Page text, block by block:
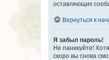
оставляющих
Вернуться к
Я забыл пароль!
Не паникуйте!
скоро вы снова